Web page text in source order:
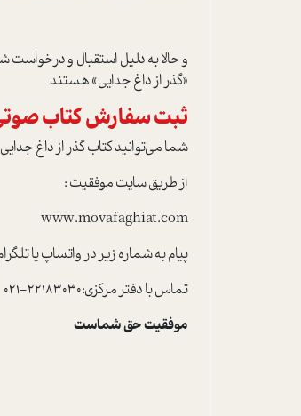
و حالا به دليل استقبال و
«گذر از داغ جدايي» هستند
ثبت سفارش کتاب صوتي
شما مي‌توانيد کتاب گذر از داغ
از طريق سايت موفقيت :
www.movafaghiat.com
پيام به شماره زير در واتساپ يا تلگرام: 0135708-
تماس با دفتر مرکزي:22183030-021
موفقيت حق شماست